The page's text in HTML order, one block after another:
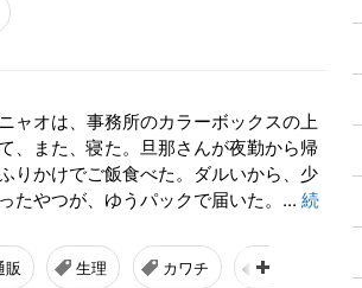
ャオは、事務所のカラーボックスの上
、また、寝た。旦那さんが夜勤から帰
りかけでご飯食べた。ダルいから、少
たやつが、ゆうパックで届いた。... 続
販 生理 カワチ クスリのアオキ